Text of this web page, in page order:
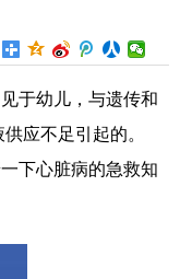
于幼儿，与遗传和
应不足引起的。
下心脏病的急救知